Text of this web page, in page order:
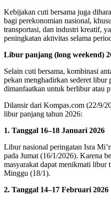
Kebijakan cuti bersama juga
bagi perekonomian nasional,
transportasi, dan industri kreatif,
peningkatan aktivitas selama
Libur panjang (long weekend)
Selain cuti bersama, kombinasi
pekan menghadirkan sederet libur
dimanfaatkan untuk berlibur atau
Dilansir dari Kompas.com (22/9/
libur panjang tahun 2026:
1. Tanggal 16–18 Januari 2026
Libur nasional peringatan Isra
pada Jumat (16/1/2026). Karena
masyarakat dapat menikmati libur
Minggu (18/1).
2. Tanggal 14–17 Februari 2026